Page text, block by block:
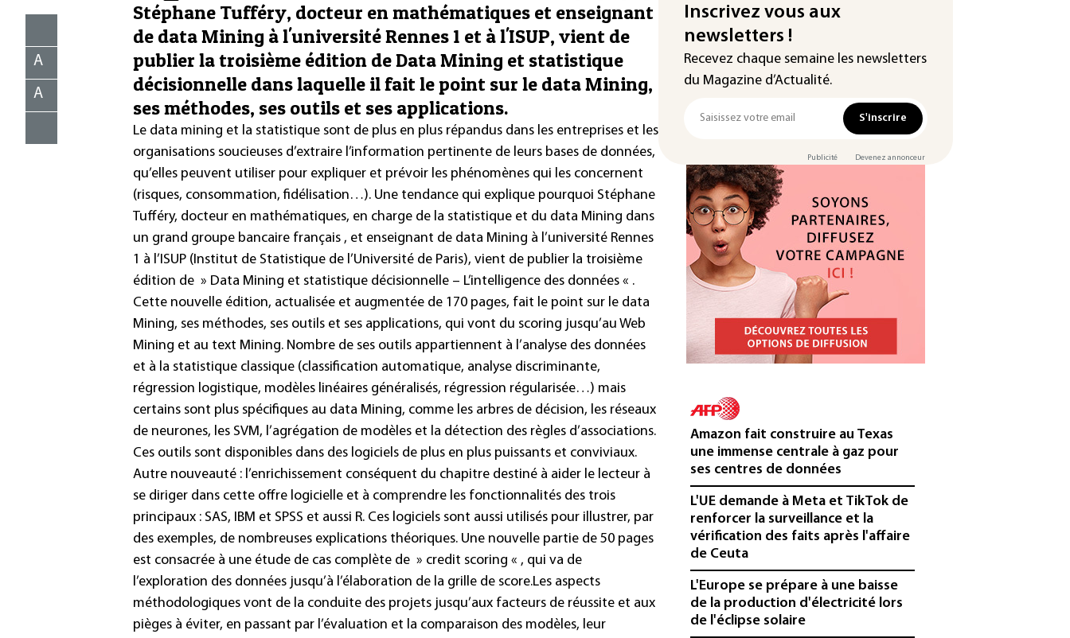
A
A
Stéphane Tufféry, docteur en mathématiques et enseignant
de data Mining à l'université Rennes 1 et à l'ISUP, vient de
publier la troisième édition de Data Mining et statistique
décisionnelle dans laquelle il fait le point sur le data Mining,
ses méthodes, ses outils et ses applications.
Le data mining et la statistique sont de plus en plus répandus dans les entreprises et les
organisations soucieuses d’extraire l’information pertinente de leurs bases de données,
qu’elles peuvent utiliser pour expliquer et prévoir les phénomènes qui les concernent
(risques, consommation, fidélisation…). Une tendance qui explique pourquoi Stéphane
Tufféry, docteur en mathématiques, en charge de la statistique et du data Mining dans
un grand groupe bancaire français , et enseignant de data Mining à l’université Rennes
1 à l’ISUP (Institut de Statistique de l’Université de Paris), vient de publier la troisième
édition de » Data Mining et statistique décisionnelle – L’intelligence des données « .
Cette nouvelle édition, actualisée et augmentée de 170 pages, fait le point sur le data
Mining, ses méthodes, ses outils et ses applications, qui vont du scoring jusqu’au Web
Mining et au text Mining. Nombre de ses outils appartiennent à l’analyse des données
et à la statistique classique (classification automatique, analyse discriminante,
régression logistique, modèles linéaires généralisés, régression régularisée…) mais
certains sont plus spécifiques au data Mining, comme les arbres de décision, les réseaux
de neurones, les SVM, l’agrégation de modèles et la détection des règles d’associations.
Ces outils sont disponibles dans des logiciels de plus en plus puissants et conviviaux.
Autre nouveauté : l’enrichissement conséquent du chapitre destiné à aider le lecteur à
se diriger dans cette offre logicielle et à comprendre les fonctionnalités des trois
principaux : SAS, IBM et SPSS et aussi R. Ces logiciels sont aussi utilisés pour illustrer, par
des exemples, de nombreuses explications théoriques. Une nouvelle partie de 50 pages
est consacrée à une étude de cas complète de » credit scoring « , qui va de
l’exploration des données jusqu’à l’élaboration de la grille de score.Les aspects
méthodologiques vont de la conduite des projets jusqu’aux facteurs de réussite et aux
pièges à éviter, en passant par l’évaluation et la comparaison des modèles, leur
Inscrivez vous aux
newsletters !
Recevez chaque semaine les newsletters
du Magazine d’Actualité.
S'inscrire
Publicité Devenez annonceur
Amazon fait construire au Texas
une immense centrale à gaz pour
ses centres de données
L'UE demande à Meta et TikTok de
renforcer la surveillance et la
vérification des faits après l'affaire
de Ceuta
L'Europe se prépare à une baisse
de la production d'électricité lors
de l'éclipse solaire